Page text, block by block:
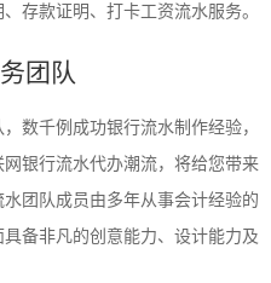
存款证明、打卡工资流水服务。
团队
数千例成功银行流水制作经验，
银行流水代办潮流，将给您带来
团队成员由多年从事会计经验的
备非凡的创意能力、设计能力及